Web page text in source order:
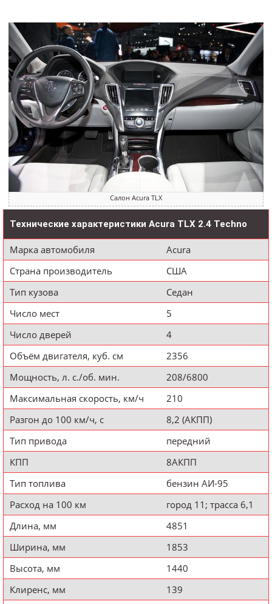
Салон Acura TLX
Технические характеристики Acura TLX 2.4 Techno
Марка автомобиля
Acura
Страна производитель
США
Тип кузова
Седан
Число мест
5
Число дверей
4
Объём двигателя, куб. см
2356
Мощность, л. с./об. мин.
208/6800
Максимальная скорость, км/ч
210
Разгон до 100 км/ч, с
8,2 (АКПП)
Тип привода
передний
КПП
8АКПП
Тип топлива
бензин АИ-95
Расход на 100 км
город 11; трасса 6,1
Длина, мм
4851
Ширина, мм
1853
Высота, мм
1440
Клиренс, мм
139